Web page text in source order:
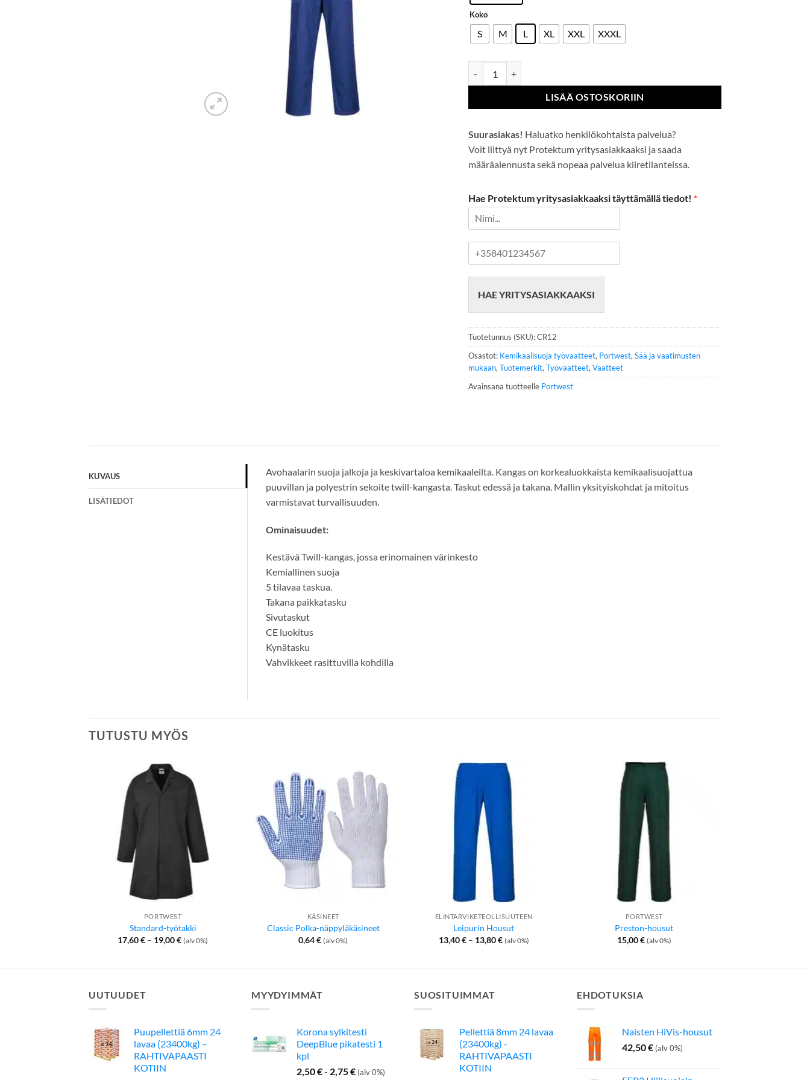
Koko
S M L XL XXL XXXL
LISÄÄ OSTOSKORIIN
Suurasiakas! Haluatko henkilökohtaista palvelua?
Voit liittyä nyt Protektum yritysasiakkaaksi ja saada
määräalennusta sekä nopeaa palvelua kiiretilanteissa.
Hae Protektum yritysasiakkaaksi täyttämällä tiedot! *
n
u
m
e
r
o
HAE YRITYSASIAKKAAKSI
Tuotetunnus (SKU):CR12
Osastot: Kemikaalisuoja työvaatteet, Portwest, Sää ja vaatimusten
mukaan, Tuotemerkit, Työvaatteet, Vaatteet
Avainsana tuotteelle Portwest
KUVAUS
LISÄTIEDOT
Avohaalarin suoja jalkoja ja keskivartaloa kemikaaleilta. Kangas on korkealuokkaista kemikaalisuojattua
puuvillan ja polyestrin sekoite twill-kangasta. Taskut edessä ja takana. Mallin yksityiskohdat ja mitoitus
varmistavat turvallisuuden.
Ominaisuudet:
Kestävä Twill-kangas, jossa erinomainen värinkesto
Kemiallinen suoja
5 tilavaa taskua.
Takana paikkatasku
Sivutaskut
CE luokitus
Kynätasku
Vahvikkeet rasittuvilla kohdilla
TUTUSTU MYÖS
PORTWEST
Standard-työtakki
17,60€ – 19,00€Hintaluokka:
17,60 €
(alv 0%)
KÄSINEET
Classic Polka-näppyläkäsineet
0,64€ (alv 0%)
ELINTARVIKETEOLLISUUTEEN
Leipurin Housut
13,40€ – 13,80€Hintaluokka:
13,40 €
(alv 0%)
PORTWEST
Preston-housut
15,00€ (alv 0%)
UUTUUDET
Puupellettiä 6mm 24
lavaa (23400kg) –
RAHTIVAPAASTI
KOTIIN
MYYDYIMMÄT
Korona sylkitesti
DeepBlue pikatesti 1
kpl
2,50€- 2,75€ (alv 0%)
SUOSITUIMMAT
Pellettiä 8mm 24 lavaa
(23400kg) -
RAHTIVAPAASTI
KOTIIN
EHDOTUKSIA
Naisten HiVis-housut
42,50€ (alv 0%)